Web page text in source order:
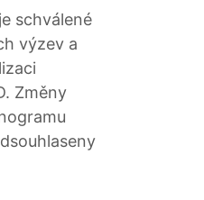
schválené
výzev a
Změny